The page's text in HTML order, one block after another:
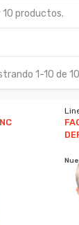
10 productos.
1-10 de